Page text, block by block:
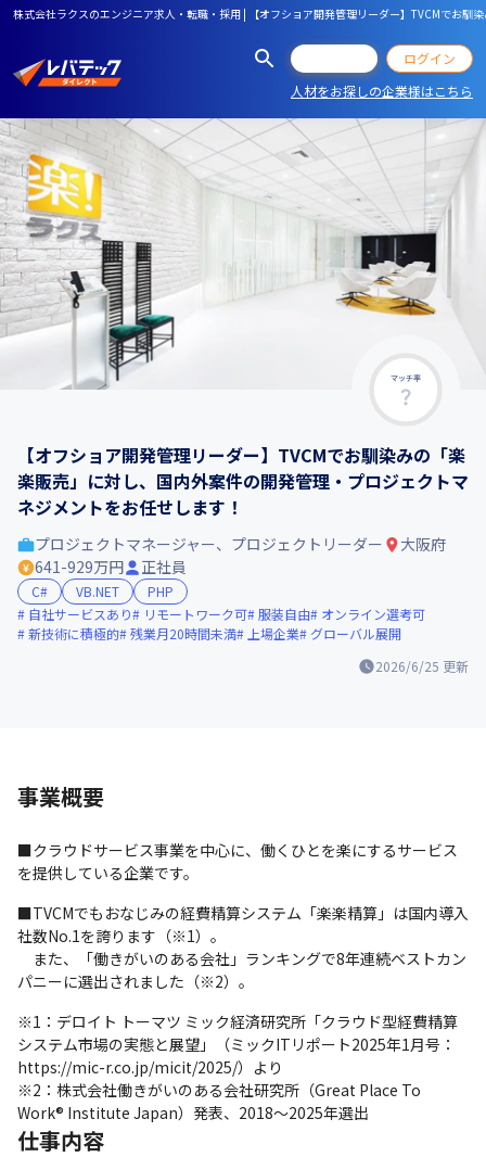
株式会社ラクスのエンジニア求人・転職・採用 | 【オフショア開発管理リーダー】TVCMでお
ログイン
人材をお探しの企業様はこちら
マッチ率
【オフショア開発管理リーダー】TVCMでお馴染みの「楽
楽販売」に対し、国内外案件の開発管理・プロジェクトマ
ネジメントをお任せします！
2026/6/25 更新
プロジェクトマネージャー、プロジェクトリーダー
大阪府
641-929万円
正社員
C# VB.NET
PHP
自社サービスあり
リモートワーク可 服装自由
オンライン選考可
新技術に積極的 残業月20時間未満 上場企業 グローバル展開
事業概要
■クラウドサービス事業を中心に、働くひとを楽にするサービス
を提供している企業です。
■TVCMでもおなじみの経費精算システム「楽楽精算」は国内導入
社数No.1を誇ります（※1）。
また、「働きがいのある会社」ランキングで8年連続ベストカン
パニーに選出されました（※2）。
※1：デロイト トーマツ ミック経済研究所「クラウド型経費精算
システム市場の実態と展望」（ミックITリポート2025年1月号：
https://mic-r.co.jp/micit/2025/）より
※2：株式会社働きがいのある会社研究所（Great Place To
Work® Institute Japan）発表、2018～2025年選出
仕事内容